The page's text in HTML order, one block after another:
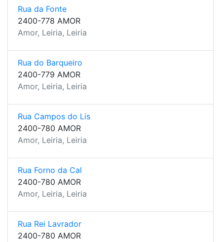
Rua da Fonte
2400-778 AMOR
Amor, Leiria, Leiria
Rua do Barqueiro
2400-779 AMOR
Amor, Leiria, Leiria
Rua Campos do Lis
2400-780 AMOR
Amor, Leiria, Leiria
Rua Forno da Cal
2400-780 AMOR
Amor, Leiria, Leiria
Rua Rei Lavrador
2400-780 AMOR